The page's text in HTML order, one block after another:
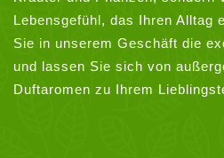
Lebensgefühl, das Ihren Alltag
Sie in unserem Geschäft die
und lassen Sie sich von
Duftaromen zu Ihrem